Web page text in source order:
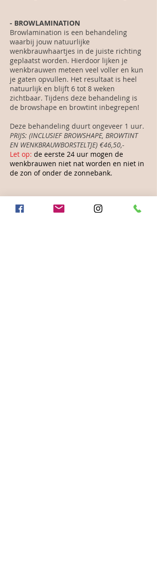
- BROWLAMINATION
Browlamination is een behandeling
waarbij jouw natuurlijke
wenkbrauwhaartjes in de juiste richting
geplaatst worden. Hierdoor lijken je
wenkbrauwen meteen veel voller en kun
je gaten opvullen. Het resultaat is heel
natuurlijk en blijft 6 tot 8 weken
zichtbaar. Tijdens deze behandeling is
de browshape en browtint inbegrepen!
Deze behandeling duurt ongeveer 1 uur.
PRIJS: (INCLUSIEF BROWSHAPE, BROWTINT
EN WENKBRAUWBORSTELTJE) €46,50,-
Let op: de eerste 24 uur mogen de
wenkbrauwen niet nat worden en niet in
de zon of onder de zonnebank.
Wenkbrauwen zijn tegenwoordig erg